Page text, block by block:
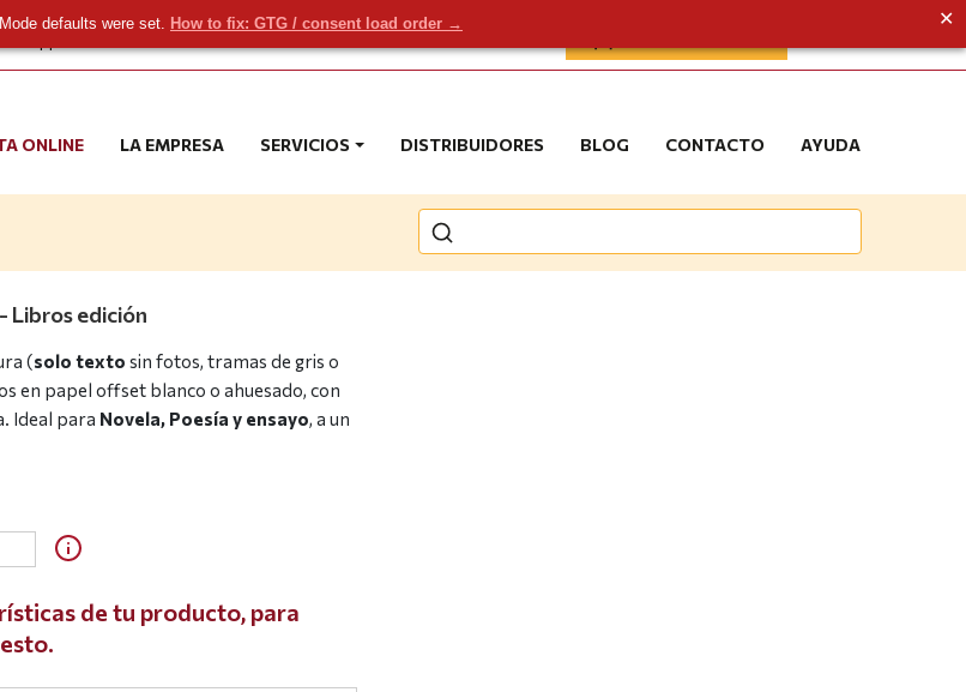
defaults were set. How to fix: GTG / consent load order →
✕
ONLINE LA EMPRESA SERVICIOS DISTRIBUIDORES BLOG CONTACTO AYUDA
Libros edición
(solo texto sin fotos, tramas de gris o
en papel offset blanco o ahuesado, con
Ideal para Novela, Poesía y ensayo, a un
de tu producto, para